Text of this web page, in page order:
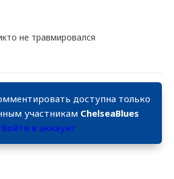
не травмировался
доступна только
участникам ChelseaBlues
Войти в аккаунт